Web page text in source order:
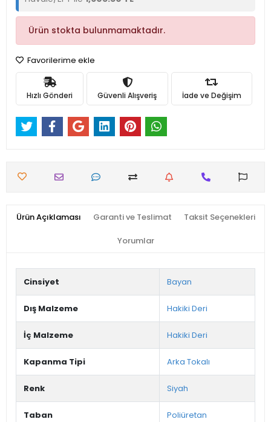
Ürün stokta bulunmamaktadır.
Favorilerime ekle
Hızlı Gönderi Güvenli Alışveriş İade ve Değişim
Ürün Açıklaması Garanti ve Teslimat Taksit Seçenekleri
Yorumlar
Cinsiyet Bayan
Dış Malzeme Hakiki Deri
İç Malzeme Hakiki Deri
Kapanma Tipi Arka Tokalı
Renk Siyah
Taban Poliüretan